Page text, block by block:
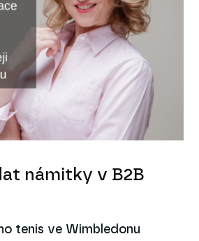
námitky v B2B
tenis ve Wimbledonu